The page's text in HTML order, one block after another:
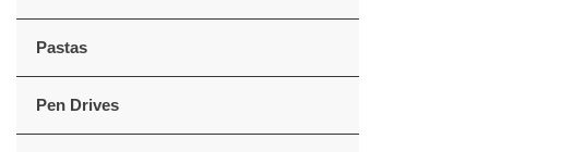
Pastas
Pen Drives